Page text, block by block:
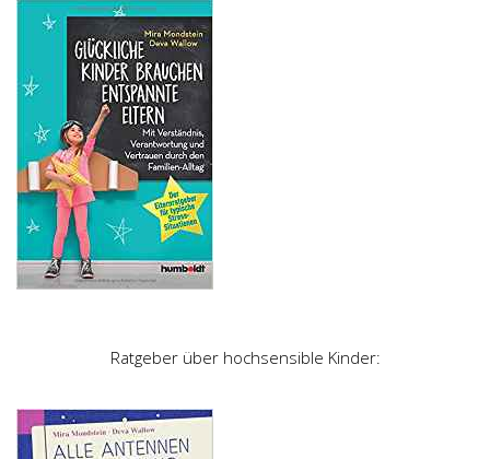
Ratgeber über hochsensible Kinder: